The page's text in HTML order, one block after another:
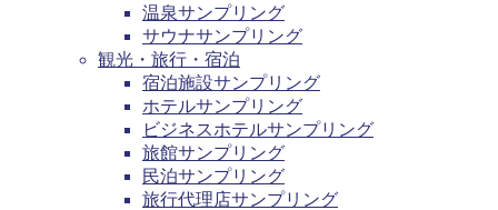
温泉サンプリング
サウナサンプリング
観光・旅行・宿泊
宿泊施設サンプリング
ホテルサンプリング
ビジネスホテルサンプリング
旅館サンプリング
民泊サンプリング
旅行代理店サンプリング